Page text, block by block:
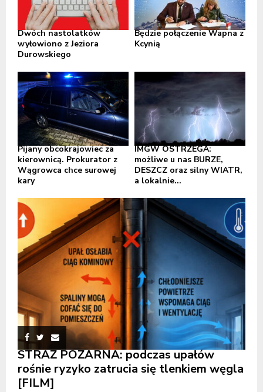
Dwóch nastolatków
wyłowiono z Jeziora
Durowskiego
Będzie połączenie Wapna z
Kcynią
Pijany obcokrajowiec za
kierownicą. Prokurator z
Wągrowca chce surowej
kary
IMGW OSTRZEGA:
możliwe u nas BURZE,
DESZCZ oraz silny WIATR,
a lokalnie...
STRAŻ POŻARNA: podczas upałów
rośnie ryzyko zatrucia się tlenkiem węgla
[FILM]